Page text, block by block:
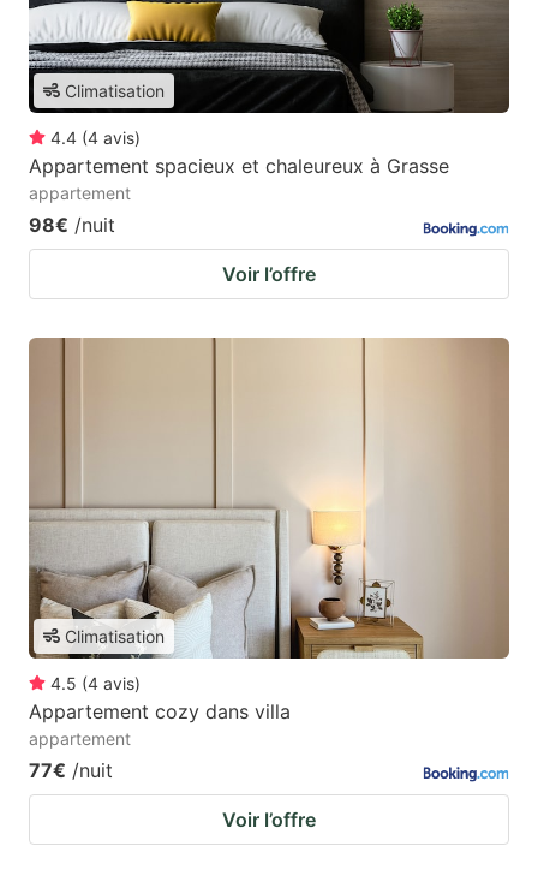
Climatisation
4.4 (4 avis)
Appartement spacieux et chaleureux à Grasse
appartement
98€ /nuit
Voir l’offre
Climatisation
4.5 (4 avis)
Appartement cozy dans villa
appartement
77€ /nuit
Voir l’offre